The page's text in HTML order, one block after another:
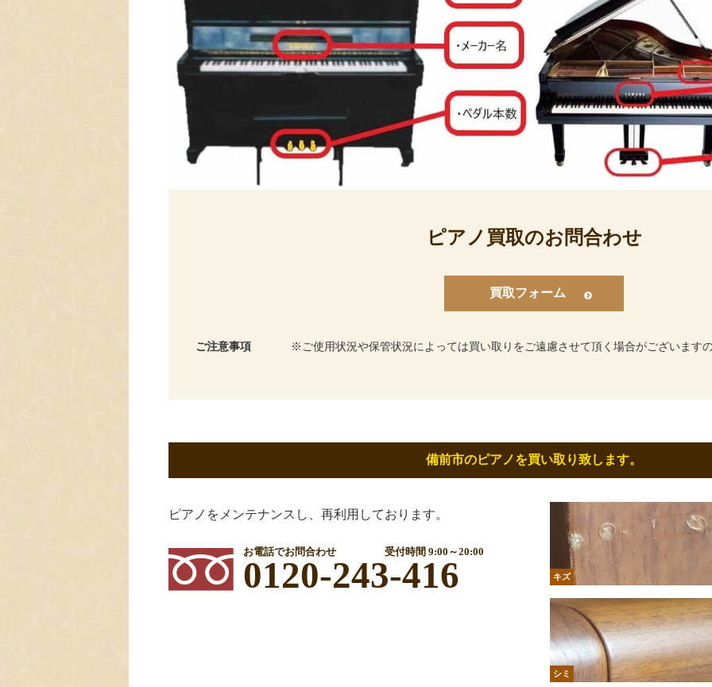
ピアノ買取のお問合わせ
買取フォーム
ご注意事項 ご使用状況や保管状況によっては買い取りをご遠慮させて頂く場合がございます
備前市のピアノを買い取り致します。
ピアノをメンテナンスし、再利用しております。
お電話でお問合わせ 受付時間 9:00～20:00
0120-243-416 キズ
シミ